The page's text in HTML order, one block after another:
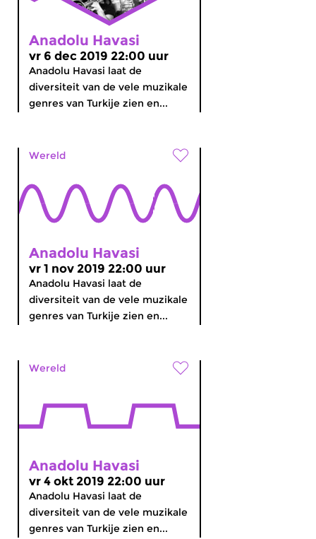
Anadolu Havasi
vr 6 dec 2019 22:00 uur
Anadolu Havasi laat de
diversiteit van de vele muzikale
genres van Turkije zien en...
Wereld
Anadolu Havasi
vr 1 nov 2019 22:00 uur
Anadolu Havasi laat de
diversiteit van de vele muzikale
genres van Turkije zien en...
Wereld
Anadolu Havasi
vr 4 okt 2019 22:00 uur
Anadolu Havasi laat de
diversiteit van de vele muzikale
genres van Turkije zien en...